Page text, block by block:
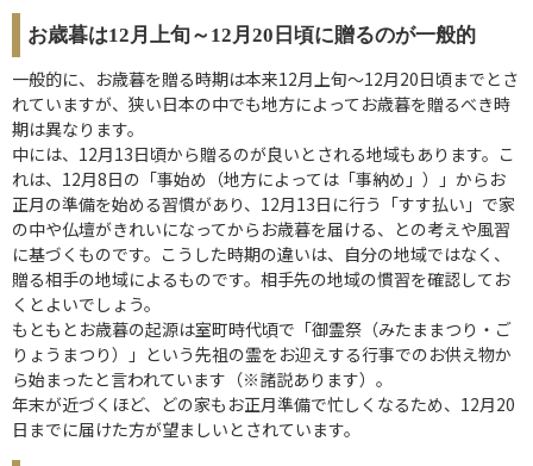
お歳暮は12月上旬～12月20日頃に贈るのが一般的
一般的に、お歳暮を贈る時期は本来12月上旬～12月20日頃までとさ
れていますが、狭い日本の中でも地方によってお歳暮を贈るべき時
期は異なります。
中には、12月13日頃から贈るのが良いとされる地域もあります。こ
れは、12月8日の「事始め（地方によっては「事納め」）」からお
正月の準備を始める習慣があり、12月13日に行う「すす払い」で家
の中や仏壇がきれいになってからお歳暮を届ける、との考えや風習
に基づくものです。こうした時期の違いは、自分の地域ではなく、
贈る相手の地域によるものです。相手先の地域の慣習を確認してお
くとよいでしょう。
もともとお歳暮の起源は室町時代頃で「御霊祭（みたままつり・ご
りょうまつり）」という先祖の霊をお迎えする行事でのお供え物か
ら始まったと言われています（※諸説あります）。
年末が近づくほど、どの家もお正月準備で忙しくなるため、12月20
日までに届けた方が望ましいとされています。